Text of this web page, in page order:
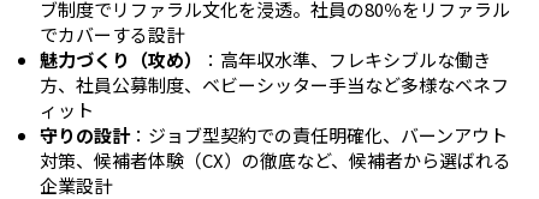
#
ク
ラ
イ
ア
ン
ト
ブ制度でリファラル文化を浸透。社員の80％をリファラル
でカバーする設計
魅力づくり（攻め）
：高年収水準、フレキシブルな働き
方、社員公募制度、ベビーシッター手当など多様なベネフ
ィット
守りの設計：ジョブ型契約での責任明確化、バーンアウト
対策、候補者体験（CX）の徹底など、候補者から選ばれる
企業設計